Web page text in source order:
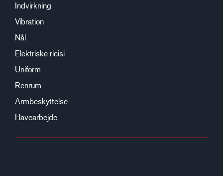
Indvirkning
Vibration
Nål
Elektriske ricisi
Uniform
Renrum
Armbeskyttelse
Havearbejde